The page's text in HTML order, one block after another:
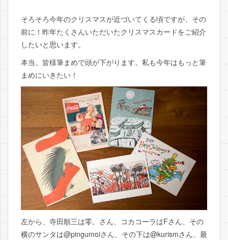
そろそろ今年のクリスマスが近づいてくる頃ですが、その
前に！昨年たくさんいただいたクリスマスカードをご紹介
したいと思います。
本当、皆様筆まめで頭が下がります。私も今年はもっと筆
まめにいきたい！
左から、寺田順三は零。さん、コカコーラはFさん、その
横のサンタは@pingumoiさん、その下は@kurismさん、最